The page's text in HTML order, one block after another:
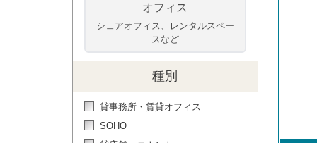
オフィス
シェアオフィス、レンタルスペー
スなど
種別
貸事務所・賃貸オフィス
SOHO